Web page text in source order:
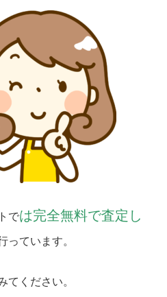
では完全無料で査定し
っています。
てください。